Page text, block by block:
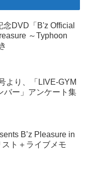
念DVD「B'z Official
～Typhoon
より、「LIVE-GYM
バー」アンケート集
B’z Pleasure in
ト＋ライブメモ